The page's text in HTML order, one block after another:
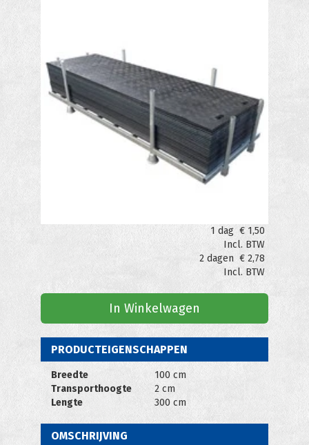
1 dag € 1,50
Incl. BTW
2 dagen € 2,78
Incl. BTW
In Winkelwagen
PRODUCTEIGENSCHAPPEN
Breedte
100 cm
Transporthoogte
2 cm
Lengte
300 cm
OMSCHRIJVING